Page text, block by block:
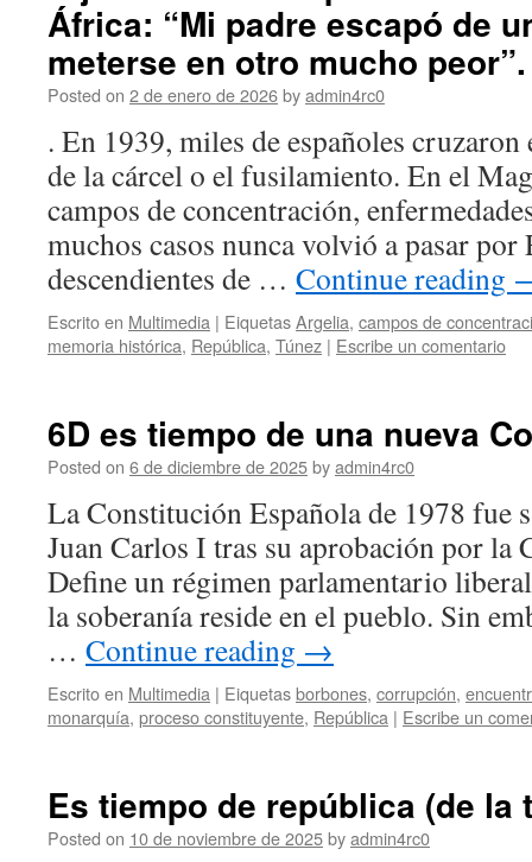
África: “Mi padre escapó de
meterse en otro mucho peor”.
Posted on 2 de enero de 2026byadmin4rc0
. En 1939, miles de españoles
de la cárcel o el fusilamiento. En el
campos de concentración,
muchos casos nunca volvió a pasar por
descendientes de … Continue reading
Escrito en Multimedia | EiquetasArgelia, campos de
memoria histórica, República, Túnez | Escribe un comentario
6D es tiempo de una nueva
Posted on 6 de diciembre de 2025byadmin4rc0
La Constitución Española de 1978 fue
Juan Carlos I tras su aprobación por la
Define un régimen parlamentario
la soberanía reside en el pueblo. Sin
… Continue reading →
Escrito en Multimedia | Eiquetasborbones, corrupción,
monarquía, proceso constituyente, República | Escribe un
Es tiempo de república (de la
Posted on 10 de noviembre de 2025byadmin4rc0